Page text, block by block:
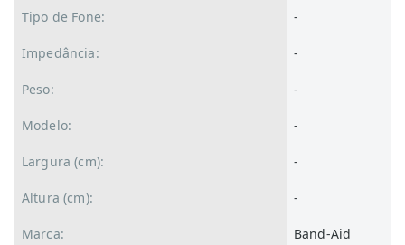
Tipo de Fone: -
Impedância: -
Peso: -
Modelo: -
Largura (cm): -
Altura (cm): -
Marca: Band-Aid